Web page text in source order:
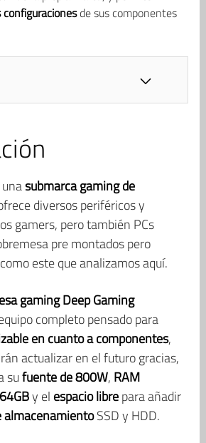
de sus componentes
submarca gaming de
diversos periféricos y
gamers, pero también PCs
pre montados pero
este que analizamos aquí.
gaming Deep Gaming
completo pensado para
en cuanto a componentes,
actualizar en el futuro gracias,
sufuente de 800W, RAM
y el espacio librepara añadir
almacenamientoSSD y HDD.